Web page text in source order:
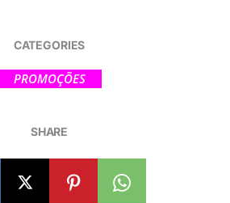
CATEGORIES
PROMOÇÕES
SHARE